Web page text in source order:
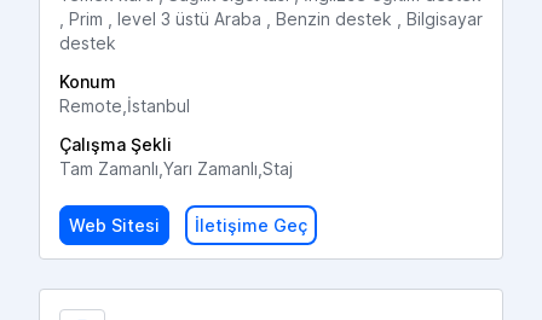
, Prim , level 3 üstü Araba , Benzin destek , Bilgisayar
destek
Konum
Remote,İstanbul
Çalışma Şekli
Tam Zamanlı,Yarı Zamanlı,Staj
Web Sitesi İletişime Geç